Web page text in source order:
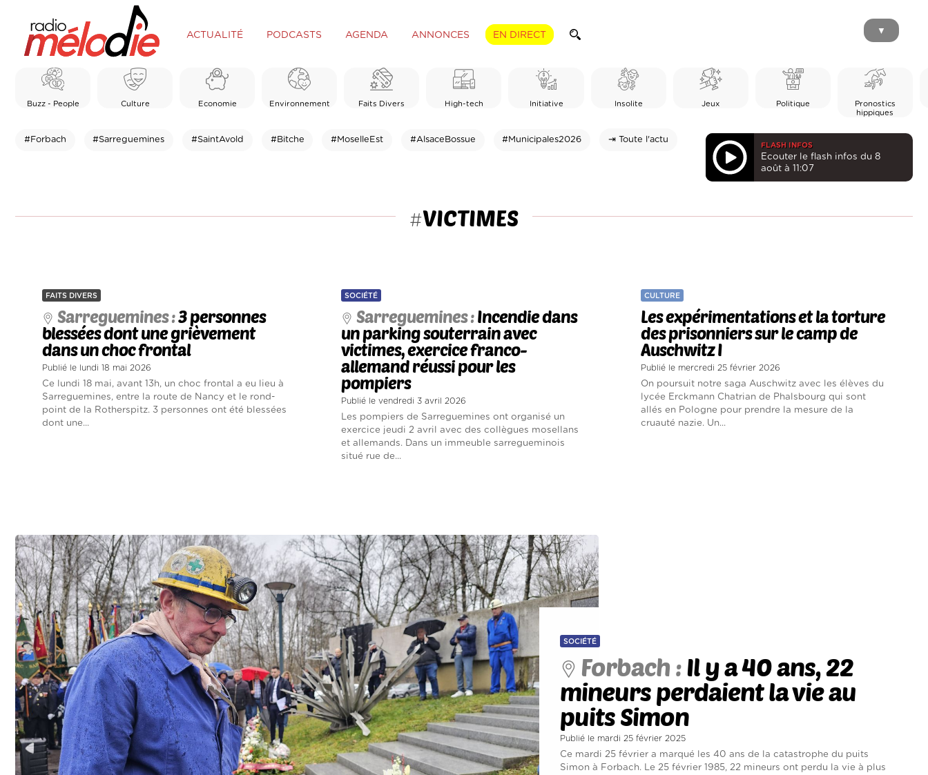
ACTUALITÉ PODCASTS AGENDA ANNONCES EN DIRECT ▼
Buzz - People Culture Economie Environnement Faits Divers High-tech Initiative Insolite Jeux Politique
Pronostics
hippiques
#Forbach #Sarreguemines #SaintAvold #Bitche #MoselleEst #AlsaceBossue #Municipales2026 ⇥ Toute l'actu
FLASH INFOS
Ecouter le flash infos du 8
août à 11:07
#VICTIMES
FAITS DIVERS
Sarreguemines :3 personnes
blessées dont une grièvement
dans un choc frontal
Publié le lundi 18 mai 2026
Ce lundi 18 mai, avant 13h, un choc frontal a eu lieu à
Sarreguemines, entre la route de Nancy et le rond-
point de la Rotherspitz. 3 personnes ont été blessées
dont une...
SOCIÉTÉ
Sarreguemines :Incendie dans
un parking souterrain avec
victimes, exercice franco-
allemand réussi pour les
pompiers
Publié le vendredi 3 avril 2026
Les pompiers de Sarreguemines ont organisé un
exercice jeudi 2 avril avec des collègues mosellans
et allemands. Dans un immeuble sarregueminois
situé rue de...
CULTURE
Les expérimentations et la torture
des prisonniers sur le camp de
Auschwitz I
Publié le mercredi 25 février 2026
On poursuit notre saga Auschwitz avec les élèves du
lycée Erckmann Chatrian de Phalsbourg qui sont
allés en Pologne pour prendre la mesure de la
cruauté nazie. Un...
SOCIÉTÉ
Forbach :Il y a 40 ans, 22
mineurs perdaient la vie au
puits Simon
Publié le mardi 25 février 2025
Ce mardi 25 février a marqué les 40 ans de la catastrophe du puits
Simon à Forbach. Le 25 février 1985, 22 mineurs ont perdu la vie à plus